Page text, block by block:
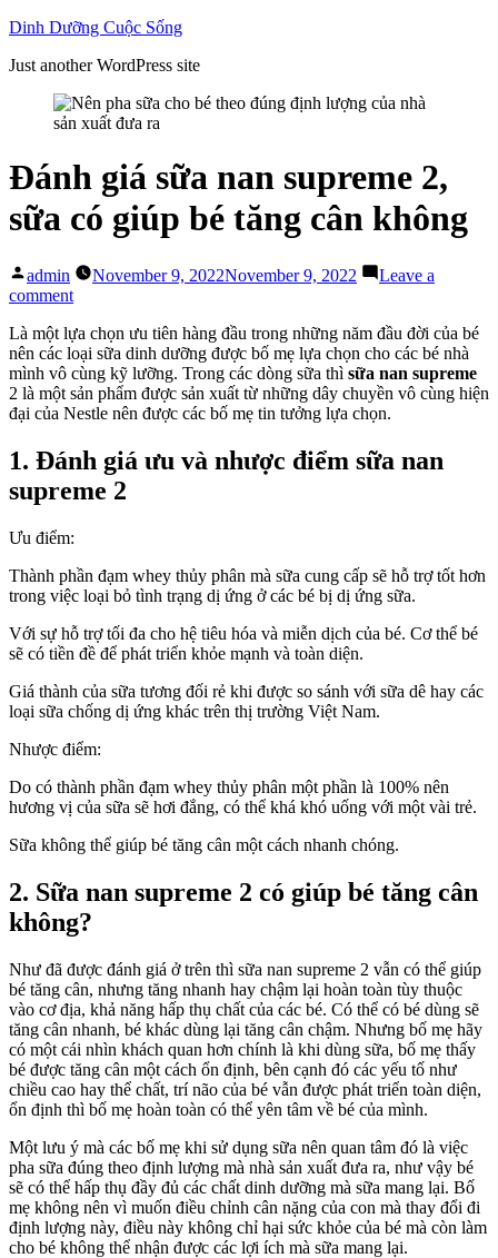
Skip
content
Dinh Dưỡng Cuộc Sống
Just another WordPress site
Đánh giá sữa nan supreme 2,
sữa có giúp bé tăng cân không
Posted
by
admin November 9, 2022November 9, 2022
Leave a
commenton
giá
sữa
nan
supreme
2,
có
giúp
bé
cân
Là một lựa chọn ưu tiên hàng đầu trong những năm đầu đời của bé
nên các loại sữa dinh dưỡng được bố mẹ lựa chọn cho các bé nhà
mình vô cùng kỹ lưỡng. Trong các dòng sữa thì sữa nan supreme
2 là một sản phẩm được sản xuất từ những dây chuyền vô cùng hiện
đại của Nestle nên được các bố mẹ tin tưởng lựa chọn.
1. Đánh giá ưu và nhược điểm sữa nan
supreme 2
Ưu điểm:
Thành phần đạm whey thủy phân mà sữa cung cấp sẽ hỗ trợ tốt hơn
trong việc loại bỏ tình trạng dị ứng ở các bé bị dị ứng sữa.
Với sự hỗ trợ tối đa cho hệ tiêu hóa và miễn dịch của bé. Cơ thể bé
sẽ có tiền đề để phát triển khỏe mạnh và toàn diện.
Giá thành của sữa tương đối rẻ khi được so sánh với sữa dê hay các
loại sữa chống dị ứng khác trên thị trường Việt Nam.
Nhược điểm:
Do có thành phần đạm whey thủy phân một phần là 100% nên
hương vị của sữa sẽ hơi đắng, có thể khá khó uống với một vài trẻ.
Sữa không thể giúp bé tăng cân một cách nhanh chóng.
2. Sữa nan supreme 2 có giúp bé tăng cân
không?
Như đã được đánh giá ở trên thì sữa nan supreme 2 vẫn có thể giúp
bé tăng cân, nhưng tăng nhanh hay chậm lại hoàn toàn tùy thuộc
vào cơ địa, khả năng hấp thụ chất của các bé. Có thể có bé dùng sẽ
tăng cân nhanh, bé khác dùng lại tăng cân chậm. Nhưng bố mẹ hãy
có một cái nhìn khách quan hơn chính là khi dùng sữa, bố mẹ thấy
bé được tăng cân một cách ổn định, bên cạnh đó các yếu tố như
chiều cao hay thể chất, trí não của bé vẫn được phát triển toàn diện,
ổn định thì bố mẹ hoàn toàn có thể yên tâm về bé của mình.
Một lưu ý mà các bố mẹ khi sử dụng sữa nên quan tâm đó là việc
pha sữa đúng theo định lượng mà nhà sản xuất đưa ra, như vậy bé
sẽ có thể hấp thụ đầy đủ các chất dinh dưỡng mà sữa mang lại. Bố
mẹ không nên vì muốn điều chỉnh cân nặng của con mà thay đổi đi
định lượng này, điều này không chỉ hại sức khỏe của bé mà còn làm
cho bé không thể nhận được các lợi ích mà sữa mang lại.